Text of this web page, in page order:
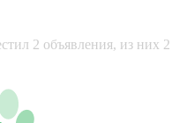
2 объявления, из них 2